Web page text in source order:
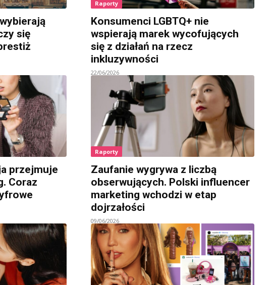
się
Raporty
Konsumenci LGBTQ+ nie
wspierają marek wycofujących
się z działań na rzecz
inkluzywności
22/06/2026
przejmuje
Coraz
Raporty
Zaufanie wygrywa z liczbą
obserwujących. Polski influencer
marketing wchodzi w etap
dojrzałości
09/06/2026